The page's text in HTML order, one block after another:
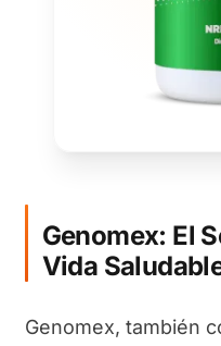
Genomex: El
Vida
Genomex, también